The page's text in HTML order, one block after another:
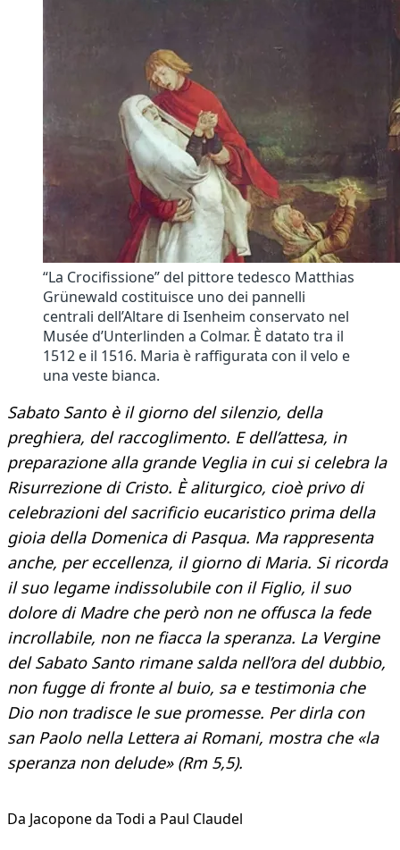
“La Crocifissione” del pittore tedesco Matthias
Grünewald costituisce uno dei pannelli
centrali dell’Altare di Isenheim conservato nel
Musée d’Unterlinden a Colmar. È datato tra il
1512 e il 1516. Maria è raffigurata con il velo e
una veste bianca.
Sabato Santo è il giorno del silenzio, della
preghiera, del raccoglimento. E dell’attesa, in
preparazione alla grande Veglia in cui si celebra la
Risurrezione di Cristo. È aliturgico, cioè privo di
celebrazioni del sacrificio eucaristico prima della
gioia della Domenica di Pasqua. Ma rappresenta
anche, per eccellenza, il giorno di Maria. Si ricorda
il suo legame indissolubile con il Figlio, il suo
dolore di Madre che però non ne offusca la fede
incrollabile, non ne fiacca la speranza. La Vergine
del Sabato Santo rimane salda nell’ora del dubbio,
non fugge di fronte al buio, sa e testimonia che
Dio non tradisce le sue promesse. Per dirla con
san Paolo nella Lettera ai Romani, mostra che «la
speranza non delude» (Rm 5,5).
Da Jacopone da Todi a Paul Claudel